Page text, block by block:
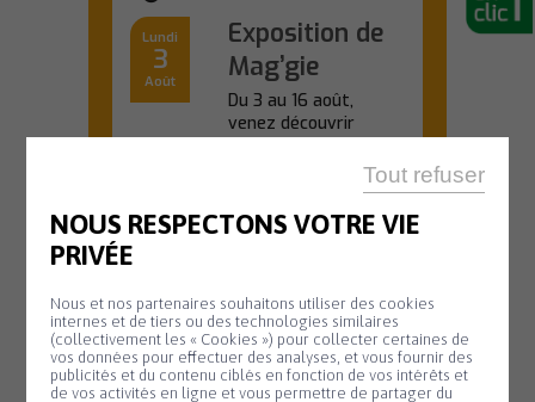
NOUS RESPECTONS VOTRE VIE
PRIVÉE
Nous et nos partenaires souhaitons utiliser des cookies
internes et de tiers ou des technologies similaires
(collectivement les « Cookies ») pour collecter certaines de
vos données pour effectuer des analyses, et vous fournir des
publicités et du contenu ciblés en fonction de vos intérêts et
de vos activités en ligne et vous permettre de partager du
Tout refuser
Lundi
3
Août
Exposition de
Mag’gie
Du 3 au 16 août,
venez découvrir
En savoir plus
OFFICE DE TOURISME
20 H 45
Mardi
Animation